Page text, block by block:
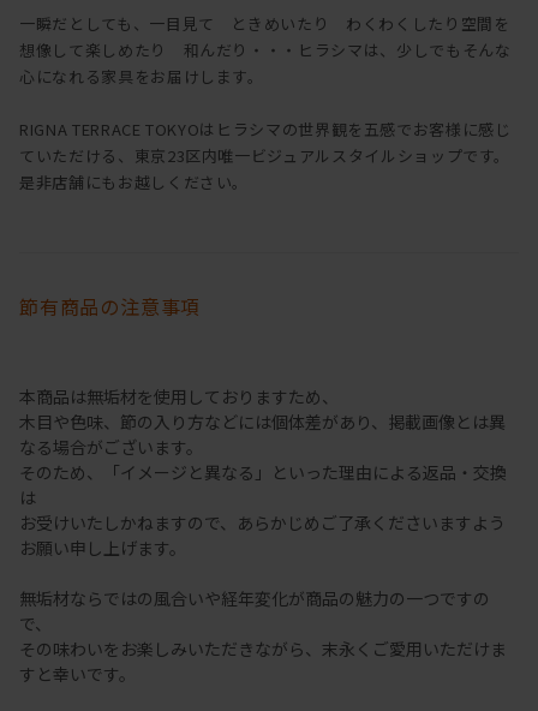
一瞬だとしても、一目見て ときめいたり わくわくしたり空間を
想像して楽しめたり 和んだり・・・ヒラシマは、少しでもそんな
心になれる家具をお届けします。
RIGNA TERRACE TOKYOはヒラシマの世界観を五感でお客様に感じ
ていただける、東京23区内唯一ビジュアルスタイルショップです。
是非店舗にもお越しください。
節有商品の注意事項
本商品は無垢材を使用しておりますため、
木目や色味、節の入り方などには個体差があり、掲載画像とは異
なる場合がございます。
そのため、「イメージと異なる」といった理由による返品・交換
は
お受けいたしかねますので、あらかじめご了承くださいますよう
お願い申し上げます。
無垢材ならではの風合いや経年変化が商品の魅力の一つですの
で、
その味わいをお楽しみいただきながら、末永くご愛用いただけま
すと幸いです。